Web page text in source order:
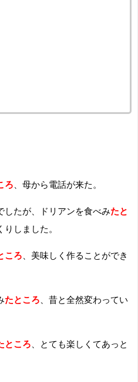
ろ 、母から電話が来た。
したが、ドリアンを食べみたと
りしました。
ころ 、美味しく作ることができ
たところ 、昔と全然変わってい
ところ 、とても楽しくてあっと